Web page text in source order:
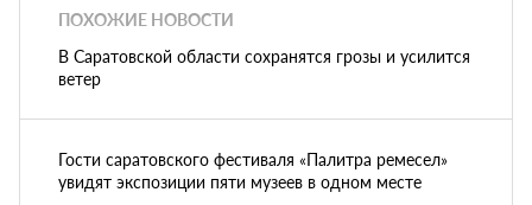
ПОХОЖИЕ НОВОСТИ
В Саратовской области сохранятся грозы и усилится
ветер
Гости саратовского фестиваля «Палитра ремесел»
увидят экспозиции пяти музеев в одном месте